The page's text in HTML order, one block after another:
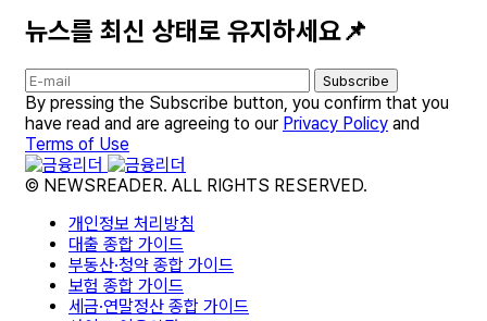
뉴스를 최신 상태로 유지하세요📌
Subscribe
By pressing the Subscribe button, you confirm that you
have read and are agreeing to our Privacy Policy and
Terms of Use
© NEWSREADER. ALL RIGHTS RESERVED.
개인정보 처리방침
대출 종합 가이드
부동산·청약 종합 가이드
보험 종합 가이드
세금·연말정산 종합 가이드